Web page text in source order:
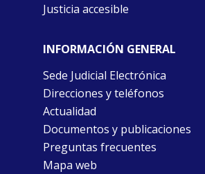
Justicia accesible
INFORMACIÓN GENERAL
Sede Judicial Electrónica
Direcciones y teléfonos
Actualidad
Documentos y publicaciones
Preguntas frecuentes
Mapa web